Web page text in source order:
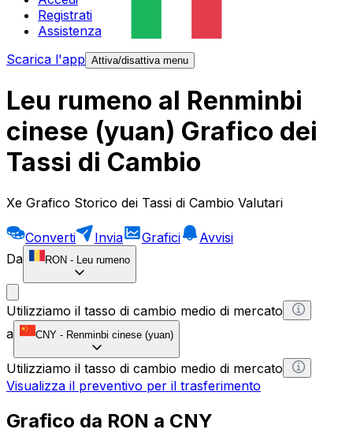
Registrati
Assistenza
Scarica l'app Attiva/disattiva menu
Leu rumeno al Renminbi
cinese (yuan) Grafico dei
Tassi di Cambio
Xe Grafico Storico dei Tassi di Cambio Valutari
Converti Invia Grafici
Avvisi
Da
RON - Leu rumeno
Utilizziamo il tasso di cambio medio di mercato
a
CNY - Renminbi cinese (yuan)
Utilizziamo il tasso di cambio medio di mercato
Visualizza il preventivo per il trasferimento
Grafico da RON a CNY